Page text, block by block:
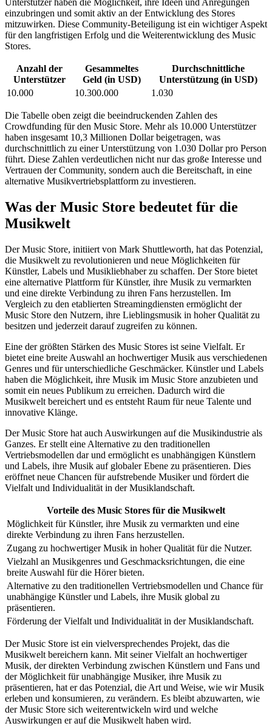
einzubringen und somit aktiv an der Entwicklung des Stores
mitzuwirken. Diese Community-Beteiligung ist ein wichtiger Aspekt
für den langfristigen Erfolg und die Weiterentwicklung des Music
Stores.
Anzahl der
Unterstützer
Gesammeltes
Geld (in USD)
Durchschnittliche
Unterstützung (in USD)
10.000
10.300.000 1.030
Die Tabelle oben zeigt die beeindruckenden Zahlen des
Crowdfunding für den Music Store. Mehr als 10.000 Unterstützer
haben insgesamt 10,3 Millionen Dollar beigetragen, was
durchschnittlich zu einer Unterstützung von 1.030 Dollar pro Person
führt. Diese Zahlen verdeutlichen nicht nur das große Interesse und
Vertrauen der Community, sondern auch die Bereitschaft, in eine
alternative Musikvertriebsplattform zu investieren.
Was der Music Store bedeutet für die
Musikwelt
Der Music Store, initiiert von Mark Shuttleworth, hat das Potenzial,
die Musikwelt zu revolutionieren und neue Möglichkeiten für
Künstler, Labels und Musikliebhaber zu schaffen. Der Store bietet
eine alternative Plattform für Künstler, ihre Musik zu vermarkten
und eine direkte Verbindung zu ihren Fans herzustellen. Im
Vergleich zu den etablierten Streamingdiensten ermöglicht der
Music Store den Nutzern, ihre Lieblingsmusik in hoher Qualität zu
besitzen und jederzeit darauf zugreifen zu können.
Eine der größten Stärken des Music Stores ist seine Vielfalt. Er
bietet eine breite Auswahl an hochwertiger Musik aus verschiedenen
Genres und für unterschiedliche Geschmäcker. Künstler und Labels
haben die Möglichkeit, ihre Musik im Music Store anzubieten und
somit ein neues Publikum zu erreichen. Dadurch wird die
Musikwelt bereichert und es entsteht Raum für neue Talente und
innovative Klänge.
Der Music Store hat auch Auswirkungen auf die Musikindustrie als
Ganzes. Er stellt eine Alternative zu den traditionellen
Vertriebsmodellen dar und ermöglicht es unabhängigen Künstlern
und Labels, ihre Musik auf globaler Ebene zu präsentieren. Dies
eröffnet neue Chancen für aufstrebende Musiker und fördert die
Vielfalt und Individualität in der Musiklandschaft.
Vorteile des Music Stores für die Musikwelt
Möglichkeit für Künstler, ihre Musik zu vermarkten und eine
direkte Verbindung zu ihren Fans herzustellen.
Zugang zu hochwertiger Musik in hoher Qualität für die Nutzer.
Vielzahl an Musikgenres und Geschmacksrichtungen, die eine
breite Auswahl für die Hörer bieten.
Alternative zu den traditionellen Vertriebsmodellen und Chance für
unabhängige Künstler und Labels, ihre Musik global zu
präsentieren.
Förderung der Vielfalt und Individualität in der Musiklandschaft.
Der Music Store ist ein vielversprechendes Projekt, das die
Musikwelt bereichern kann. Mit seiner Vielfalt an hochwertiger
Musik, der direkten Verbindung zwischen Künstlern und Fans und
der Möglichkeit für unabhängige Musiker, ihre Musik zu
präsentieren, hat er das Potenzial, die Art und Weise, wie wir Musik
erleben und konsumieren, zu verändern. Es bleibt abzuwarten, wie
der Music Store sich weiterentwickeln wird und welche
Auswirkungen er auf die Musikwelt haben wird.